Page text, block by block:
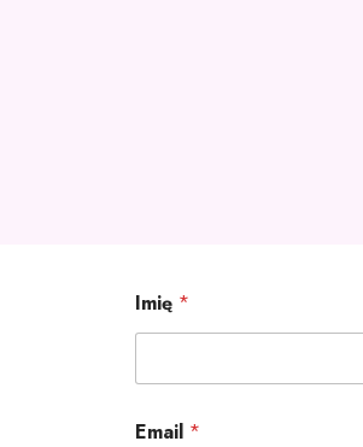
Imię *
Email *